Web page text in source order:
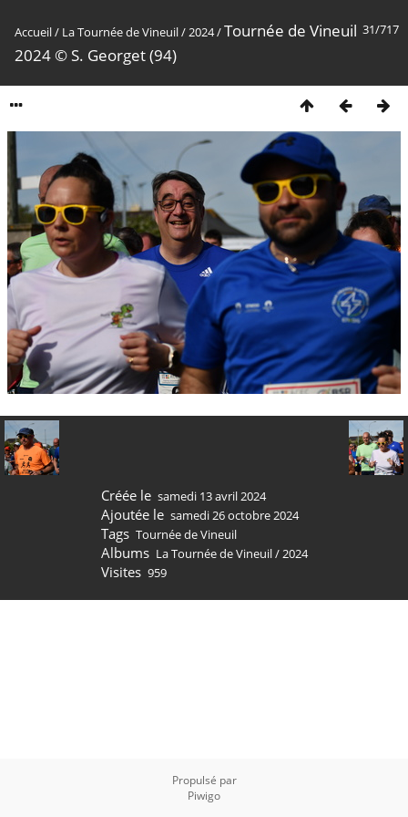
31/717
Accueil/ La Tournée de Vineuil/2024/Tournée de Vineuil
2024 © S. Georget (94)
Créée le samedi 13 avril 2024
Ajoutée le samedi 26 octobre 2024
Tags Tournée de Vineuil
Albums La Tournée de Vineuil/2024
Visites 959
Propulsé par
Piwigo